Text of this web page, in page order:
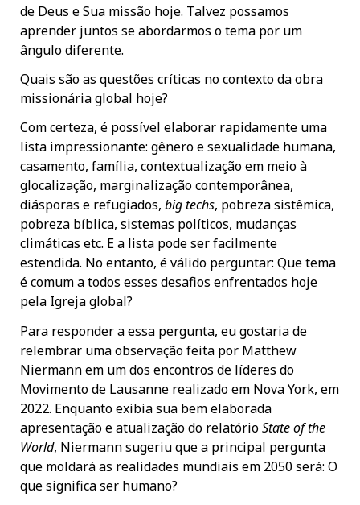
de Deus e Sua missão hoje. Talvez possamos
aprender juntos se abordarmos o tema por um
ângulo diferente.
Quais são as questões críticas no contexto da obra
missionária global hoje?
Com certeza, é possível elaborar rapidamente uma
lista impressionante: gênero e sexualidade humana,
casamento, família, contextualização em meio à
glocalização, marginalização contemporânea,
diásporas e refugiados, big techs, pobreza sistêmica,
pobreza bíblica, sistemas políticos, mudanças
climáticas etc. E a lista pode ser facilmente
estendida. No entanto, é válido perguntar: Que tema
é comum a todos esses desafios enfrentados hoje
pela Igreja global?
Para responder a essa pergunta, eu gostaria de
relembrar uma observação feita por Matthew
Niermann em um dos encontros de líderes do
Movimento de Lausanne realizado em Nova York, em
2022. Enquanto exibia sua bem elaborada
apresentação e atualização do relatórioState of the
World, Niermann sugeriu que a principal pergunta
que moldará as realidades mundiais em 2050 será: O
que significa ser humano?